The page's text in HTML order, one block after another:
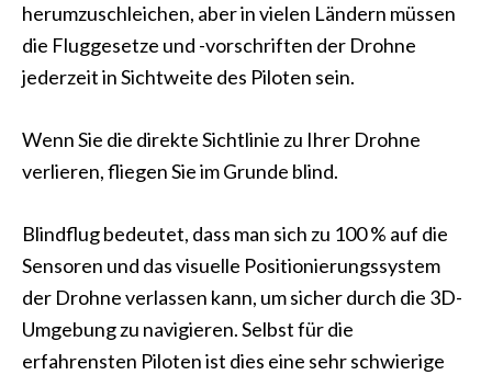
herumzuschleichen, aber in vielen Ländern müssen
die Fluggesetze und -vorschriften der Drohne
jederzeit in Sichtweite des Piloten sein.
Wenn Sie die direkte Sichtlinie zu Ihrer Drohne
verlieren, fliegen Sie im Grunde blind.
Blindflug bedeutet, dass man sich zu 100 % auf die
Sensoren und das visuelle Positionierungssystem
der Drohne verlassen kann, um sicher durch die 3D-
Umgebung zu navigieren. Selbst für die
erfahrensten Piloten ist dies eine sehr schwierige